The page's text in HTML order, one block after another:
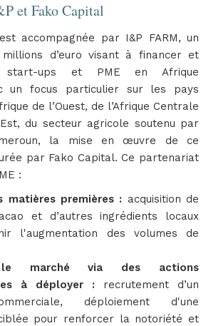
et Fako Capital
est accompagnée par I&P FARM, un
d’euro visant à financer et
start-ups et PME en Afrique
un focus particulier sur les pays
de l’Ouest, de l’Afrique Centrale
du secteur agricole soutenu par
la mise en œuvre de ce
par Fako Capital. Ce partenariat
:
matières premières : acquisition de
et d’autres ingrédients locaux
l'augmentation des volumes de
le marché via des actions
à déployer : recrutement d’un
déploiement d'une
pour renforcer la notoriété et